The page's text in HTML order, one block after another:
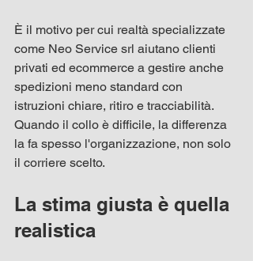
È il motivo per cui realtà specializzate
come Neo Service srl aiutano clienti
privati ed ecommerce a gestire anche
spedizioni meno standard con
istruzioni chiare, ritiro e tracciabilità.
Quando il collo è difficile, la differenza
la fa spesso l'organizzazione, non solo
il corriere scelto.
La stima giusta è quella
realistica